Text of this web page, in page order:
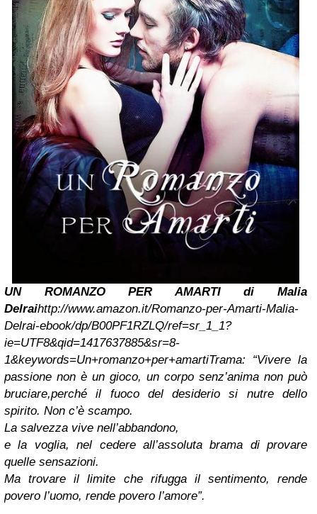
UN ROMANZO PER AMARTI di Malia
Delraihttp://www.amazon.it/Romanzo-per-Amarti-Malia-
Delrai-ebook/dp/B00PF1RZLQ/ref=sr_1_1?
ie=UTF8&qid=1417637885&sr=8-
1&keywords=Un+romanzo+per+amartiTrama: “Vivere la
passione non è un gioco, un corpo senz’anima non può
bruciare,perché il fuoco del desiderio si nutre dello
spirito. Non c’è scampo.
La salvezza vive nell’abbandono,
e la voglia, nel cedere all’assoluta brama di provare
quelle sensazioni.
Ma trovare il limite che rifugga il sentimento, rende
povero l’uomo, rende povero l’amore”.